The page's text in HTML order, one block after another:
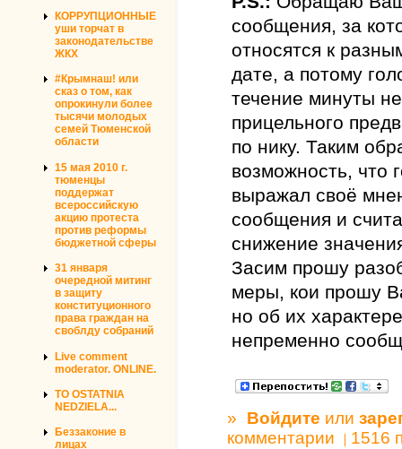
КОРРУПЦИОННЫЕ
уши торчат в
законодательстве
ЖКХ
#Крымнаш! или
сказ о том, как
опрокинули более
тысячи молодых
семей Тюменской
области
15 мая 2010 г.
тюменцы
поддержат
всероссийскую
акцию протеста
против реформы
бюджетной сферы
31 января
очередной митинг
в защиту
конституционного
права граждан на
своблду собраний
Live comment
moderator. ONLINE.
TO OSTATNIA
NEDZIELA...
Беззаконие в
лицах
сообщения, за
относятся к
дате, а потому
течение минуты
прицельного
по нику. Таким
возможность, что
выражал своё
сообщения и
снижение
Засим прошу
меры, кои прошу
но об их
непременно
» Войдите или
комментарии
1516